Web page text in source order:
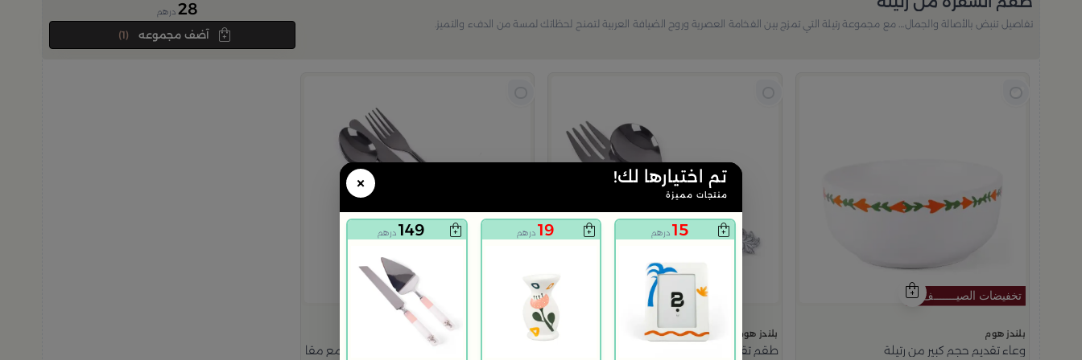
تفاصيل تنبض بالأصالة والجمال… مع مجموعة رتيلة التي تمزج بين الفخامة العصرية وروح الضيافة العربية لتمنح لحظاتك لمسة من الدفء والتميز.
28 درهم
(1)
بلندز هوم
وعاء تقديم حجم كبير من رتيلة
بلندز هوم
طقم تقديم السلطة قطعتين من رتيلة
بلندز هوم
× تم اختيارها لك!
منتجات مميزة
15 درهم 19 درهم 149 درهم